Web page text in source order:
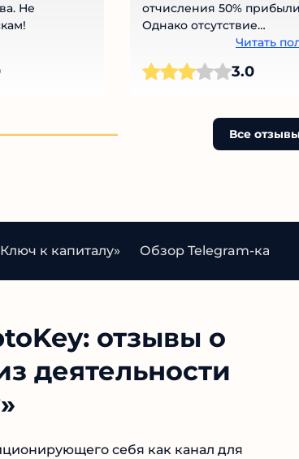
Не
отчисления 50% прибыли.
Однако отсутствие
верифицированной
закрытые комментарии и
жалобы на слив депозитов
трейдерам, а набить
собственный карман за
Читать
3.0
Все отзывы
к капиталу» Обзор
отзывы о
деятельности
себя как канал для